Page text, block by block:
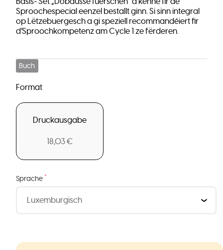
Sproochespecial eenzel bestallt ginn. Si sinn integral
op Lëtzebuergesch a gi speziell recommandéiert fir
d’Sproochkompetenz am Cycle 1 ze fërderen.
Buch
Format
Druckausgabe
18,03 €
Sprache *